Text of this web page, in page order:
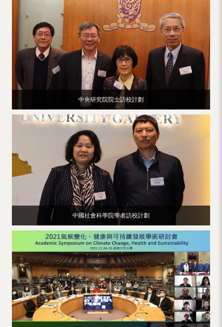
中央研究院院士訪校計劃
中國社會科學院學者訪校計劃